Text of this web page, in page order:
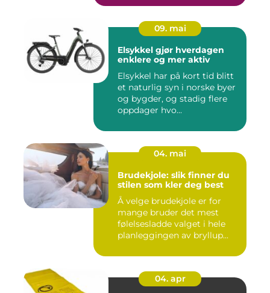
09. mai
Elsykkel gjør hverdagen
enklere og mer aktiv
Elsykkel har på kort tid blitt
et naturlig syn i norske byer
og bygder, og stadig flere
oppdager hvo...
04. mai
Brudekjole: slik finner du
stilen som kler deg best
Å velge brudekjole er for
mange bruder det mest
følelsesladde valget i hele
planleggingen av bryllup...
04. apr